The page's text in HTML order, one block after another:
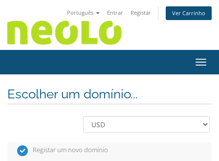
Português Entrar Registar Ver Carrinho
Escolher um domínio...
Registar um novo domínio